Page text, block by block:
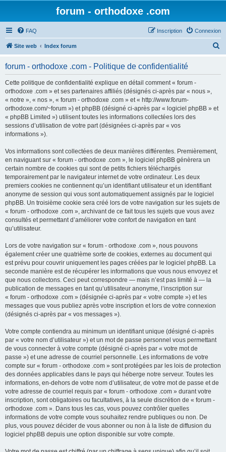
forum - orthodoxe .com
FAQ Connexion
Inscription
Site web Index forum
forum - orthodoxe .com - Politique de confidentialité
Cette politique de confidentialité explique en détail comment « forum -
orthodoxe .com » et ses partenaires affiliés (désignés ci-après par « nous »,
« notre », « nos », « forum - orthodoxe .com » et « http://www.forum-
orthodoxe.com/~forum ») et phpBB (désigné ci-après par « logiciel phpBB » et
« phpBB Limited ») utilisent toutes les informations collectées lors des
sessions d’utilisation de votre part (désignées ci-après par « vos
informations »).
Vos informations sont collectées de deux manières différentes. Premièrement,
en naviguant sur « forum - orthodoxe .com », le logiciel phpBB génèrera un
certain nombre de cookies qui sont de petits fichiers téléchargés
temporairement par le navigateur internet de votre ordinateur. Les deux
premiers cookies ne contiennent qu’un identifiant utilisateur et un identifiant
anonyme de session qui vous sont automatiquement assignés par le logiciel
phpBB. Un troisième cookie sera créé lors de votre navigation sur les sujets de
« forum - orthodoxe .com », archivant de ce fait tous les sujets que vous avez
consultés et permettant d’améliorer votre confort de navigation en tant
qu’utilisateur.
Lors de votre navigation sur « forum - orthodoxe .com », nous pouvons
également créer une quatrième sorte de cookies, externes au document qui
est prévu pour couvrir uniquement les pages créées par le logiciel phpBB. La
seconde manière est de récupérer les informations que vous nous envoyez et
que nous collectons. Ceci peut correspondre — mais n’est pas limité à — la
publication de messages en tant qu’utilisateur anonyme, l’inscription sur
« forum - orthodoxe .com » (désignée ci-après par « votre compte ») et les
messages que vous publiez après votre inscription et lors de votre connexion
(désignés ci-après par « vos messages »).
Votre compte contiendra au minimum un identifiant unique (désigné ci-après
par « votre nom d’utilisateur ») et un mot de passe personnel vous permettant
de vous connecter à votre compte (désigné ci-après par « votre mot de
passe ») et une adresse de courriel personnelle. Les informations de votre
compte sur « forum - orthodoxe .com » sont protégées par les lois de protection
des données applicables dans le pays qui héberge notre serveur. Toutes les
informations, en-dehors de votre nom d’utilisateur, de votre mot de passe et de
votre adresse de courriel requis par « forum - orthodoxe .com » durant votre
inscription, sont obligatoires ou facultatives, à la seule discrétion de « forum -
orthodoxe .com ». Dans tous les cas, vous pouvez contrôler quelles
informations de votre compte vous souhaitez rendre publiques ou non. De
plus, vous pouvez décider de vous abonner ou non à la liste de diffusion du
logiciel phpBB depuis une option disponible sur votre compte.